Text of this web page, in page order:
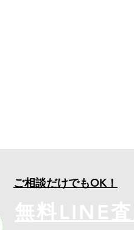
ご相談だけでもOK！